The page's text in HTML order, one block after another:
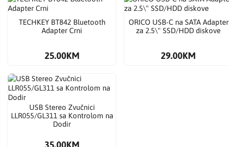
TECHKEY BT842 Bluetooth
Adapter Crni
25.00KM
ORICO USB-C na SATA Adapter
za 2.5\" SSD/HDD diskove
29.00KM
USB Stereo Zvučnici
LLR055/GL311 sa Kontrolom na
Dodir
35.00KM